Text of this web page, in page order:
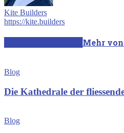
Kite Builders
https://kite.builders
Mehr
Blog
Die Kathedrale der
Blog